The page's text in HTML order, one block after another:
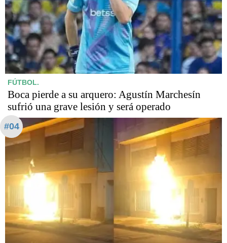
FÚTBOL.
Boca pierde a su arquero: Agustín Marchesín
sufrió una grave lesión y será operado
#04